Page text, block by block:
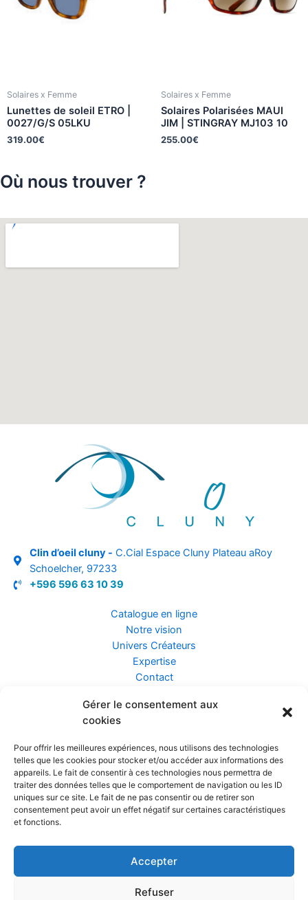
Gérer le consentement aux
cookies
Pour offrir les meilleures expériences, nous utilisons des technologies
telles que les cookies pour stocker et/ou accéder aux informations des
appareils. Le fait de consentir à ces technologies nous permettra de
traiter des données telles que le comportement de navigation ou les ID
uniques sur ce site. Le fait de ne pas consentir ou de retirer son
consentement peut avoir un effet négatif sur certaines caractéristiques
et fonctions.
Accepter
Refuser
Solaires x Femme
Lunettes de soleil ETRO |
0027/G/S 05LKU
319.00€
Solaires x Femme
Solaires Polarisées MAUI
JIM | STINGRAY MJ103 10
255.00€
Où nous trouver ?
Clin d’oeil cluny - C.Cial Espace Cluny Plateau aRoy
Schoelcher, 97233
+596 596 63 10 39
Catalogue en ligne
Notre vision
Univers Créateurs
Expertise
Contact
Assurance ZEN
Confidentialité et Données
Conditions Générales de Vente